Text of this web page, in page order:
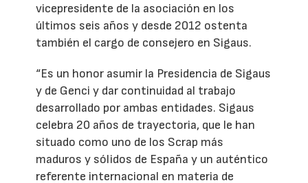
vicepresidente de la asociación en los
últimos seis años y desde 2012 ostenta
también el cargo de consejero en Sigaus.
“Es un honor asumir la Presidencia de Sigaus
y de Genci y dar continuidad al trabajo
desarrollado por ambas entidades. Sigaus
celebra 20 años de trayectoria, que le han
situado como uno de los Scrap más
maduros y sólidos de España y un auténtico
referente internacional en materia de